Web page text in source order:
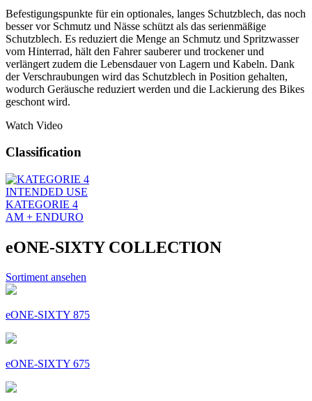
Befestigungspunkte für ein optionales, langes Schutzblech, das noch
besser vor Schmutz und Nässe schützt als das serienmäßige
Schutzblech. Es reduziert die Menge an Schmutz und Spritzwasser
vom Hinterrad, hält den Fahrer sauberer und trockener und
verlängert zudem die Lebensdauer von Lagern und Kabeln. Dank
der Verschraubungen wird das Schutzblech in Position gehalten,
wodurch Geräusche reduziert werden und die Lackierung des Bikes
geschont wird.
Watch Video
Classification
INTENDED USE
KATEGORIE 4
AM + ENDURO
eONE-SIXTY COLLECTION
Sortiment ansehen
eONE-SIXTY 875
eONE-SIXTY 675